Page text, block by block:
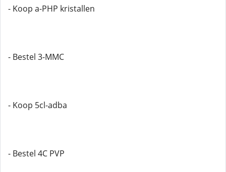
- Koop a-PHP kristallen
- Bestel 3-MMC
- Koop 5cl-adba
- Bestel 4C PVP